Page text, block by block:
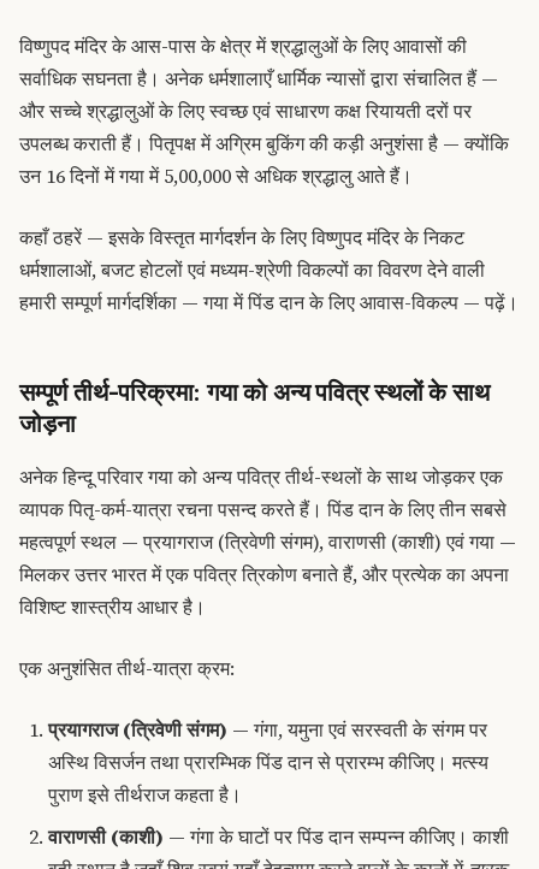
विष्णुपद मंदिर के आस-पास के क्षेत्र में श्रद्धालुओं के लिए आवासों की
सर्वाधिक सघनता है। अनेक धर्मशालाएँ धार्मिक न्यासों द्वारा संचालित हैं —
और सच्चे श्रद्धालुओं के लिए स्वच्छ एवं साधारण कक्ष रियायती दरों पर
उपलब्ध कराती हैं। पितृपक्ष में अग्रिम बुकिंग की कड़ी अनुशंसा है — क्योंकि
उन 16 दिनों में गया में 5,00,000 से अधिक श्रद्धालु आते हैं।
कहाँ ठहरें — इसके विस्तृत मार्गदर्शन के लिए विष्णुपद मंदिर के निकट
धर्मशालाओं, बजट होटलों एवं मध्यम-श्रेणी विकल्पों का विवरण देने वाली
हमारी सम्पूर्ण मार्गदर्शिका — गया में पिंड दान के लिए आवास-विकल्प — पढ़ें।
सम्पूर्ण तीर्थ-परिक्रमा: गया को अन्य पवित्र स्थलों के साथ
जोड़ना
अनेक हिन्दू परिवार गया को अन्य पवित्र तीर्थ-स्थलों के साथ जोड़कर एक
व्यापक पितृ-कर्म-यात्रा रचना पसन्द करते हैं। पिंड दान के लिए तीन सबसे
महत्वपूर्ण स्थल — प्रयागराज (त्रिवेणी संगम), वाराणसी (काशी) एवं गया —
मिलकर उत्तर भारत में एक पवित्र त्रिकोण बनाते हैं, और प्रत्येक का अपना
विशिष्ट शास्त्रीय आधार है।
एक अनुशंसित तीर्थ-यात्रा क्रम:
प्रयागराज (त्रिवेणी संगम) — गंगा, यमुना एवं सरस्वती के संगम पर
अस्थि विसर्जन तथा प्रारम्भिक पिंड दान से प्रारम्भ कीजिए। मत्स्य
पुराण इसे तीर्थराज कहता है।
वाराणसी (काशी) — गंगा के घाटों पर पिंड दान सम्पन्न कीजिए। काशी